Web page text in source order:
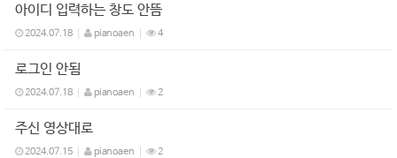
아이디 입력하는 창도 안뜸
2024.07.18 pianoaen 4
로그인 안됨
2024.07.18 pianoaen 2
주신 영상대로
2024.07.15 pianoaen 2